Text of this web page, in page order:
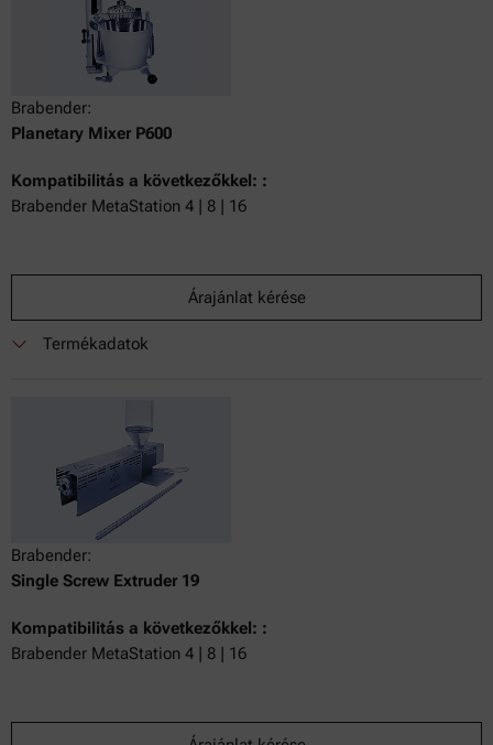
Brabender:
Planetary Mixer P600
Kompatibilitás a következőkkel: :
Brabender MetaStation 4 | 8 | 16
Árajánlat kérése
Termékadatok
Brabender:
Single Screw Extruder 19
Kompatibilitás a következőkkel: :
Brabender MetaStation 4 | 8 | 16